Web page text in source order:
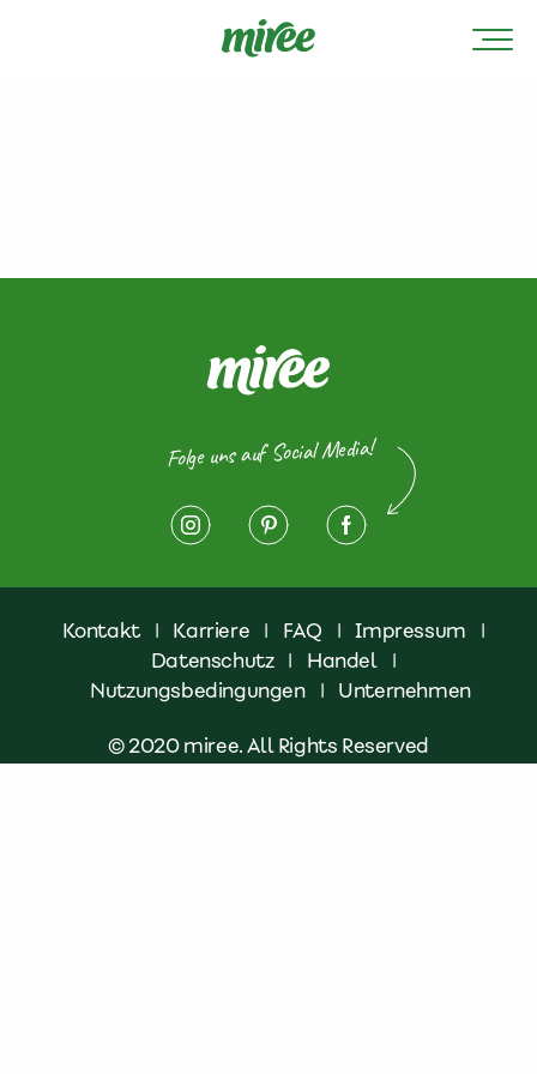
Folge uns auf Social Media!
Kontakt | Karriere | FAQ | Impressum
|
Datenschutz | Handel
|
Nutzungsbedingungen
| Unternehmen
© 2020 miree. All Rights Reserved